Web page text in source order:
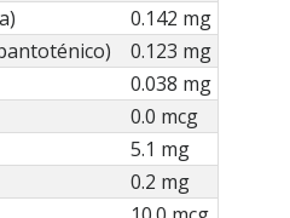
0.142 mg
0.123 mg
0.038 mg
0.0 mcg
5.1 mg
0.2 mg